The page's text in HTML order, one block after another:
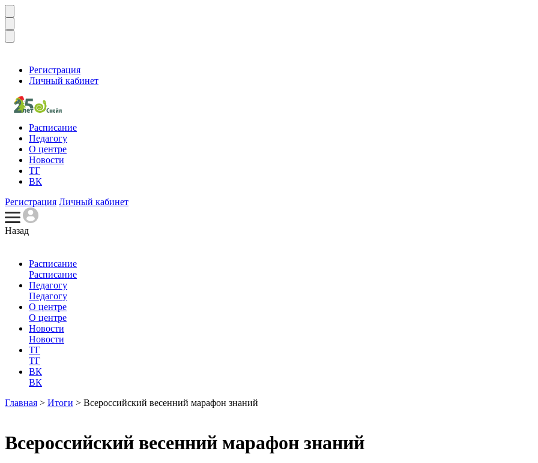
Регистрация
Личный кабинет
Расписание
Педагогу
О центре
Новости
ТГ
ВК
Регистрация Личный кабинет
Назад
Расписание
Расписание
Педагогу
Педагогу
О центре
О центре
Новости
Новости
ТГ
ТГ
ВК
ВК
Главная > Итоги > Всероссийский весенний марафон знаний
Всероссийский весенний марафон знаний